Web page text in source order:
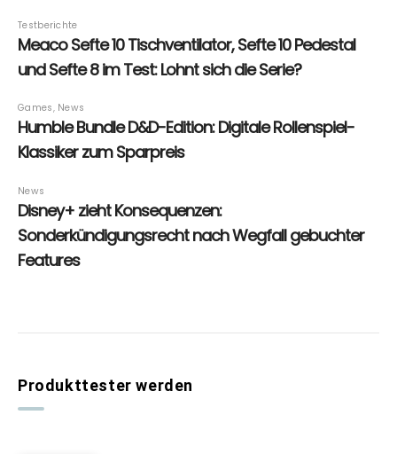
Produkttester werden